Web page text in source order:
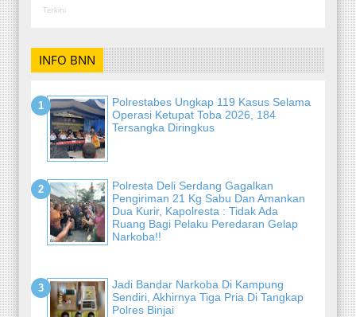
Terkini
INFO BNN
Polrestabes Ungkap 119 Kasus Selama
Operasi Ketupat Toba 2026, 184
Tersangka Diringkus
Polresta Deli Serdang Gagalkan
Pengiriman 21 Kg Sabu Dan Amankan
Dua Kurir, Kapolresta : Tidak Ada
Ruang Bagi Pelaku Peredaran Gelap
Narkoba!!
Jadi Bandar Narkoba Di Kampung
Sendiri, Akhirnya Tiga Pria Di Tangkap
Polres Binjai